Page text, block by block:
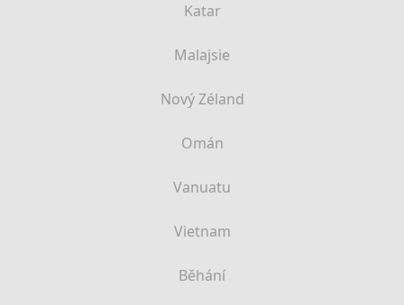
Katar
Malajsie
Nový Zéland
Omán
Vanuatu
Vietnam
Běhání